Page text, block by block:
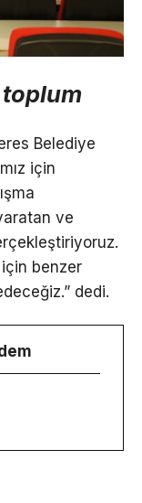
Belediye
için
ve
benzer
dedi.